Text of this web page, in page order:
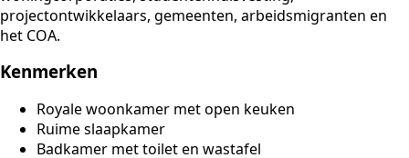
projectontwikkelaars, gemeenten, arbeidsmigranten en
het COA.
Kenmerken
Royale woonkamer met open keuken
Ruime slaapkamer
Badkamer met toilet en wastafel